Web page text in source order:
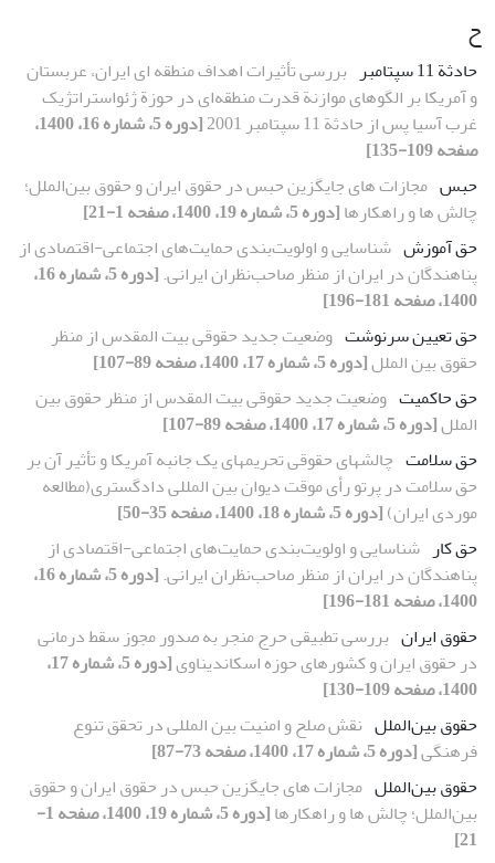
ح
حادثة 11 سپتامبر
بررسی تأثیرات اهداف منطقه ای ایران، عربستان
و آمریکا بر الگوهای موازنة قدرت منطقه‌ای در حوزة ژئواستراتژیک
غرب آسیا پس از حادثة 11 سپتامبر 2001
[دوره 5، شماره 16، 1400،
صفحه 109-135]
حبس مجازات های جایگزین حبس در حقوق ایران و حقوق بین‌الملل؛
چالش ها و راهکارها[دوره 5، شماره 19، 1400، صفحه 1-21]
حق آموزش شناسایی و اولویت‌بندی حمایت‌های اجتماعی-اقتصادی از
پناهندگان در ایران از منظر صاحب‌نظران ایرانی.
[دوره 5، شماره 16،
1400، صفحه 181-196]
حق تعیین سرنوشت وضعیت جدید حقوقی بیت المقدس از منظر
حقوق بین الملل[دوره 5، شماره 17، 1400، صفحه 89-107]
حق حاکمیت وضعیت جدید حقوقی بیت المقدس از منظر حقوق بین
الملل[دوره 5، شماره 17، 1400، صفحه 89-107]
حق سلامت چالشهای حقوقی تحریمهای یک جانبه آمریکا و تأثیر آن بر
حق سلامت در پرتو رأی موقت دیوان بین المللی دادگستری(مطالعه
موردی ایران)[دوره 5، شماره 18، 1400، صفحه 35-50]
حق کار شناسایی و اولویت‌بندی حمایت‌های اجتماعی-اقتصادی از
پناهندگان در ایران از منظر صاحب‌نظران ایرانی.
[دوره 5، شماره 16،
1400، صفحه 181-196]
حقوق ایران بررسی تطبیقی حرج منجر به صدور مجوز سقط درمانی
در حقوق ایران و کشورهای حوزه اسکاندیناوی
[دوره 5، شماره 17،
1400، صفحه 109-130]
حقوق بین‌الملل نقش صلح و امنیت بین المللی در تحقق تنوع
فرهنگی[دوره 5، شماره 17، 1400، صفحه 73-87]
حقوق بین‌الملل مجازات های جایگزین حبس در حقوق ایران و حقوق
بین‌الملل؛ چالش ها و راهکارها
[دوره 5، شماره 19، 1400، صفحه 1-
21]